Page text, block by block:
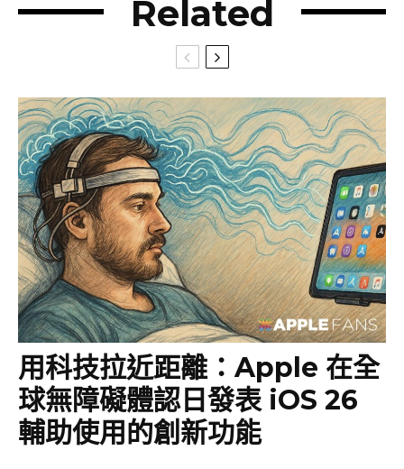
Related
用科技拉近距離：Apple 在全
球無障礙體認日發表 iOS 26
輔助使用的創新功能